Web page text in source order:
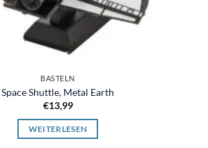
BASTELN
Space Shuttle, Metal Earth
€13,99
WEITERLESEN